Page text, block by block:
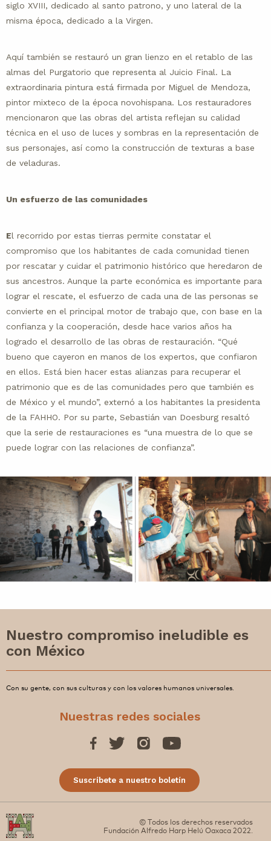
siglo XVIII, dedicado al santo patrono, y uno lateral de la
misma época, dedicado a la Virgen.
Aquí también se restauró un gran lienzo en el retablo de las
almas del Purgatorio que representa al Juicio Final. La
extraordinaria pintura está firmada por Miguel de Mendoza,
pintor mixteco de la época novohispana. Los restauradores
mencionaron que las obras del artista reflejan su calidad
técnica en el uso de luces y sombras en la representación de
sus personajes, así como la construcción de texturas a base
de veladuras.
Un esfuerzo de las comunidades
El recorrido por estas tierras permite constatar el
compromiso que los habitantes de cada comunidad tienen
por rescatar y cuidar el patrimonio histórico que heredaron de
sus ancestros. Aunque la parte económica es importante para
lograr el rescate, el esfuerzo de cada una de las personas se
convierte en el principal motor de trabajo que, con base en la
confianza y la cooperación, desde hace varios años ha
logrado el desarrollo de las obras de restauración. “Qué
bueno que cayeron en manos de los expertos, que confiaron
en ellos. Está bien hacer estas alianzas para recuperar el
patrimonio que es de las comunidades pero que también es
de México y el mundo”, externó a los habitantes la presidenta
de la FAHHO. Por su parte, Sebastián van Doesburg resaltó
que la serie de restauraciones es “una muestra de lo que se
puede lograr con las relaciones de confianza”.
Nuestro compromiso ineludible es
con México
Con su gente, con sus culturas y con los valores humanos universales.
Nuestras redes sociales
Suscríbete a nuestro boletín
© Todos los derechos reservados
Fundación Alfredo Harp Helú Oaxaca 2022.